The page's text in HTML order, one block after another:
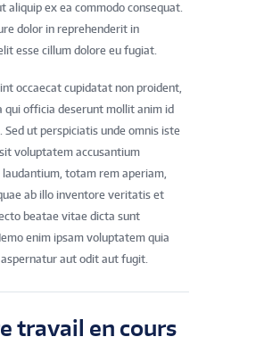
aliquip ex ea commodo consequat.
dolor in reprehenderit in
esse cillum dolore eu fugiat.
occaecat cupidatat non proident,
qui officia deserunt mollit anim id
Sed ut perspiciatis unde omnis iste
voluptatem accusantium
totam rem aperiam,
ab illo inventore veritatis et
beatae vitae dicta sunt
enim ipsam voluptatem quia
aut odit aut fugit.
travail en cours